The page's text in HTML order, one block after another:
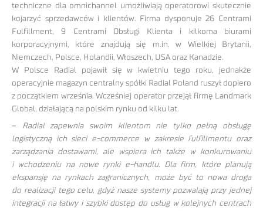
techniczne dla omnichannel umożliwiają operatorowi skutecznie
kojarzyć sprzedawców i klientów. Firma dysponuje 26 Centrami
Fulfillment, 9 Centrami Obsługi Klienta i kilkoma biurami
korporacyjnymi, które znajdują się m.in. w Wielkiej Brytanii,
Niemczech, Polsce, Holandii, Włoszech, USA oraz Kanadzie.
W Polsce Radial pojawił się w kwietniu tego roku, jednakże
operacyjnie magazyn centralny spółki Radial Poland ruszył dopiero
z początkiem września. Wcześniej operator przejął firmę Landmark
Global, działającą na polskim rynku od kilku lat.
– Radial zapewnia swoim klientom nie tylko pełną obsługę
logistyczną ich sieci e-commerce w zakresie fulfillmentu oraz
zarządzania dostawami, ale wspiera ich także w konkurowaniu
i wchodzeniu na nowe rynki e-handlu. Dla firm, które planują
ekspansję na rynkach zagranicznych, może być to nowa droga
do realizacji tego celu, gdyż nasze systemy pozwalają przy jednej
integracji na łatwy i szybki dostęp do usług w kolejnych centrach